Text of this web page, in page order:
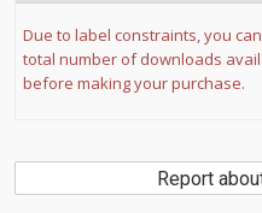
Due to label constraints, you
total number of downloads
before making your purchase.
Report